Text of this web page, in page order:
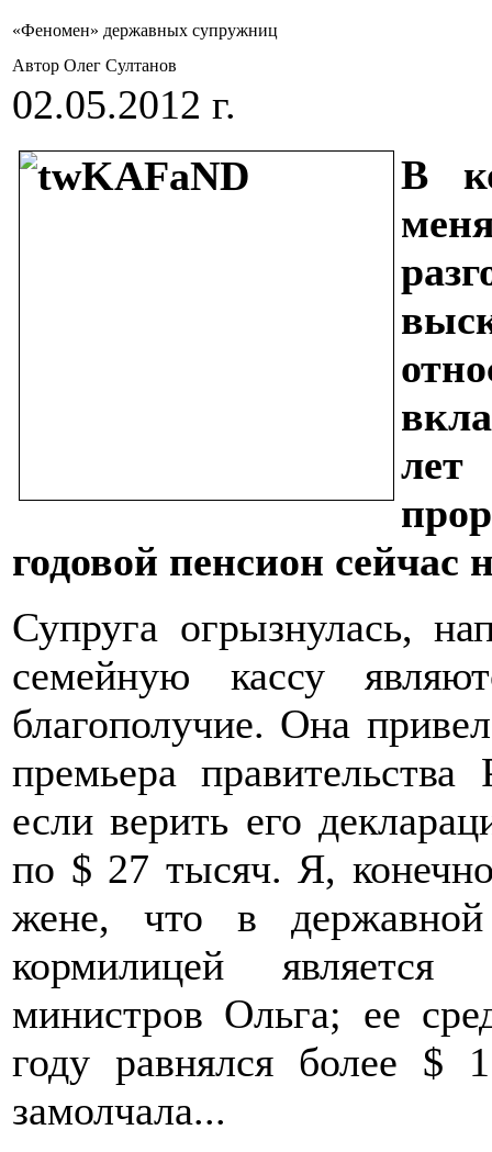
«Феномен» державных супружниц
Автор Олег Султанов
02.05.2012 г.
В
годовой пенсион сейчас
Супруга огрызнулась,
семейную кассу
благополучие. Она
премьера
если верить его
по $ 27 тысяч. Я,
жене, что в
кормилицей является
министров Ольга; ее
году равнялся более $
замолчала...